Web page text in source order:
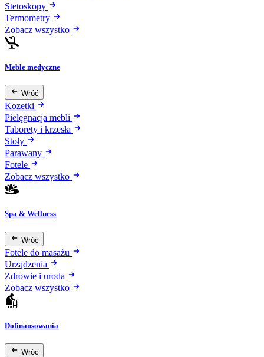
Stetoskopy
Termometry
Zobacz wszystko
Meble medyczne
Wróć
Kozetki
Pielęgnacja mebli
Taborety i krzesła
Stoły
Parawany
Fotele
Zobacz wszystko
Spa & Wellness
Wróć
Fotele do masażu
Urządzenia
Zdrowie i uroda
Zobacz wszystko
Dofinansowania
Wróć